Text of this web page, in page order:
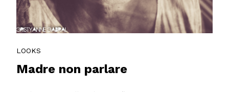
LOOKS
Madre non parlare